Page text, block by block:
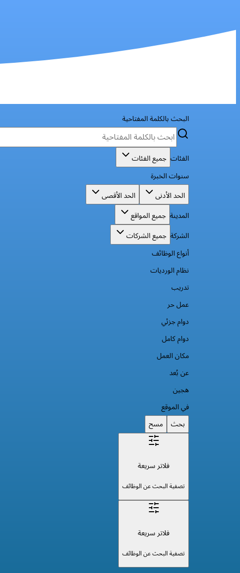
البحث بالكلمة المفتاحية
الفئات جميع الفئات
سنوات الخبرة
الحد الأدنى
الحد الأقصى
المدينة جميع المواقع
الشركة جميع الشركات
أنواع الوظائف
نظام الورديات
تدريب
عمل حر
دوام جزئي
دوام كامل
مكان العمل
عن بُعد
هجين
في الموقع
بحث مسح
فلاتر سريعة
تصفية البحث عن الوظائف
فلاتر سريعة
تصفية البحث عن الوظائف